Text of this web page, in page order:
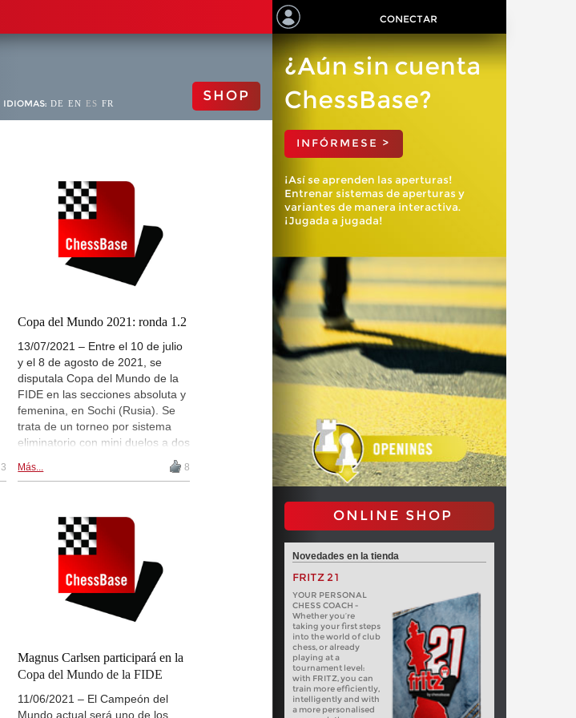
CONECTAR
IDIOMAS: DE EN ES FR SHOP
3
Copa del Mundo 2021: ronda 1.2
13/07/2021 – Entre el 10 de julio
y el 8 de agosto de 2021, se
disputala Copa del Mundo de la
FIDE en las secciones absoluta y
femenina, en Sochi (Rusia). Se
trata de un torneo por sistema
eliminatorio con mini duelos a dos
retransmisiones en directo de las
partida 2. | Foto: Eric Rosen
Más... 8
Magnus Carlsen participará en la
Copa del Mundo de la FIDE
11/06/2021 – El Campeón del
Mundo actual será uno de los
¿Aún sin cuenta
ChessBase?
INFÓRMESE >
¡Así se aprenden las aperturas!
Entrenar sistemas de aperturas y
variantes de manera interactiva.
¡Jugada a jugada!
ONLINE SHOP
Novedades en la tienda
FRITZ 21
YOUR PERSONAL
CHESS COACH -
Whether you’re
taking your first steps
into the world of club
chess, or already
playing at a
tournament level:
with FRITZ, you can
train more efficiently,
intelligently and with
a more personalised